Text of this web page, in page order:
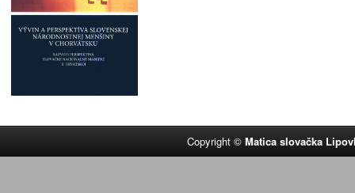
Copyright ©Matica slovačka